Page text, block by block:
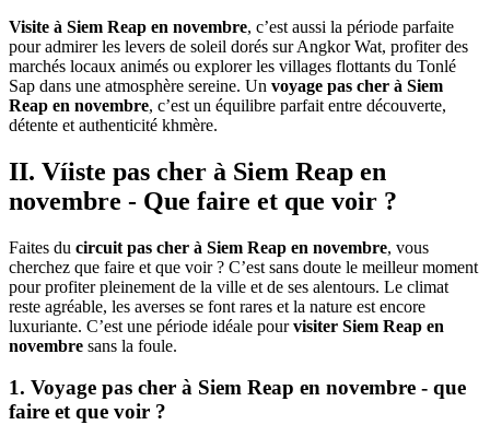
Visite à Siem Reap en novembre, c’est aussi la période parfaite
pour admirer les levers de soleil dorés sur Angkor Wat, profiter des
marchés locaux animés ou explorer les villages flottants du Tonlé
Sap dans une atmosphère sereine. Un voyage pas cher à Siem
Reap en novembre, c’est un équilibre parfait entre découverte,
détente et authenticité khmère.
II. Víiste pas cher à Siem Reap en
novembre - Que faire et que voir ?
Faites du circuit pas cher à Siem Reap en novembre, vous
cherchez que faire et que voir ? C’est sans doute le meilleur moment
pour profiter pleinement de la ville et de ses alentours. Le climat
reste agréable, les averses se font rares et la nature est encore
luxuriante. C’est une période idéale pourvisiter Siem Reap en
novembre sans la foule.
1. Voyage pas cher à Siem Reap en novembre - que
faire et que voir ?